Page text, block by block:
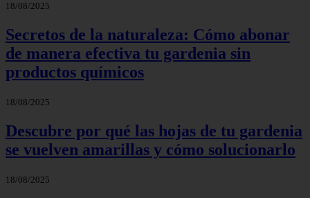
18/08/2025
Secretos de la naturaleza: Cómo abonar
de manera efectiva tu gardenia sin
productos químicos
18/08/2025
Descubre por qué las hojas de tu gardenia
se vuelven amarillas y cómo solucionarlo
18/08/2025